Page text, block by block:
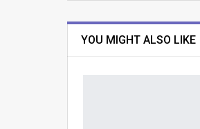
YOU MIGHT ALSO LIKE